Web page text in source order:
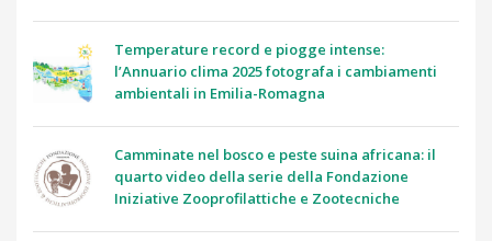
Temperature record e piogge intense:
l’Annuario clima 2025 fotografa i cambiamenti
ambientali in Emilia-Romagna
Camminate nel bosco e peste suina africana: il
quarto video della serie della Fondazione
Iniziative Zooprofilattiche e Zootecniche